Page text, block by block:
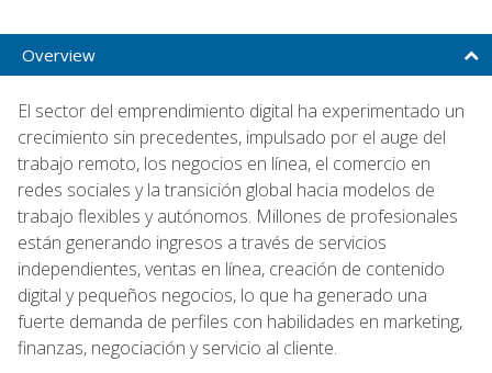
Overview
El sector del emprendimiento digital ha experimentado un
crecimiento sin precedentes, impulsado por el auge del
trabajo remoto, los negocios en línea, el comercio en
redes sociales y la transición global hacia modelos de
trabajo flexibles y autónomos. Millones de profesionales
están generando ingresos a través de servicios
independientes, ventas en línea, creación de contenido
digital y pequeños negocios, lo que ha generado una
fuerte demanda de perfiles con habilidades en marketing,
finanzas, negociación y servicio al cliente.